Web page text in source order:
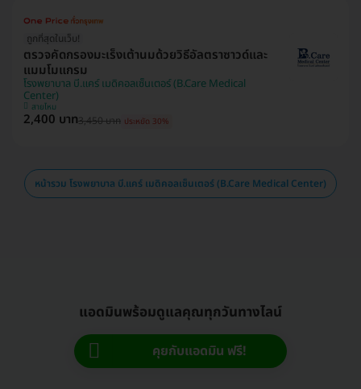
ถูกที่สุดในเว็บ!
ตรวจคัดกรองมะเร็งเต้านมด้วยวิธีอัลตราซาวด์และ
แมมโมแกรม
โรงพยาบาล บี.แคร์ เมดิคอลเซ็นเตอร์ (B.Care Medical
Center)
สายไหม
2,400 บาท3,450 บาท ประหยัด 30%
หน้ารวม โรงพยาบาล บี.แคร์ เมดิคอลเซ็นเตอร์ (B.Care Medical Center)
แอดมินพร้อมดูแลคุณทุกวันทางไลน์
คุยกับแอดมิน ฟรี!